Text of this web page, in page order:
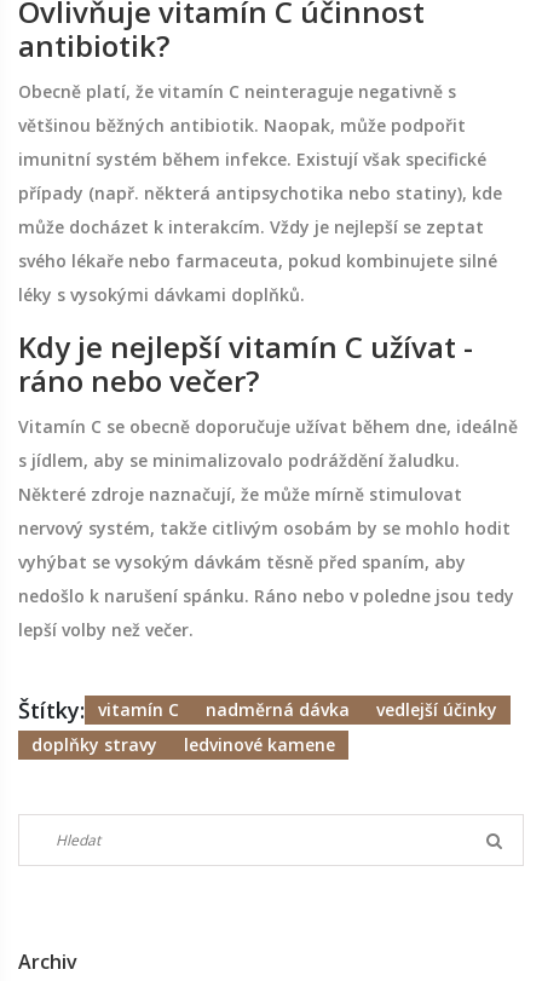
Ovlivňuje vitamín C účinnost
antibiotik?
Obecně platí, že vitamín C neinteraguje negativně s
většinou běžných antibiotik. Naopak, může podpořit
imunitní systém během infekce. Existují však specifické
případy (např. některá antipsychotika nebo statiny), kde
může docházet k interakcím. Vždy je nejlepší se zeptat
svého lékaře nebo farmaceuta, pokud kombinujete silné
léky s vysokými dávkami doplňků.
Kdy je nejlepší vitamín C užívat -
ráno nebo večer?
Vitamín C se obecně doporučuje užívat během dne, ideálně
s jídlem, aby se minimalizovalo podráždění žaludku.
Některé zdroje naznačují, že může mírně stimulovat
nervový systém, takže citlivým osobám by se mohlo hodit
vyhýbat se vysokým dávkám těsně před spaním, aby
nedošlo k narušení spánku. Ráno nebo v poledne jsou tedy
lepší volby než večer.
Štítky: vitamín C nadměrná dávka
vedlejší účinky
doplňky stravy
ledvinové kamene
Archiv